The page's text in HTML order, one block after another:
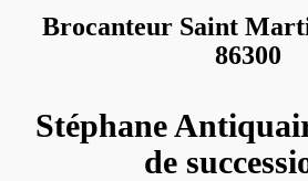
Brocanteur Saint
86300
Stéphane
de